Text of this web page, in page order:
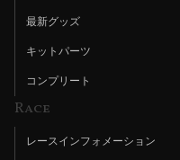
最新グッズ
キットパーツ
コンプリート
Race
レースインフォメーション